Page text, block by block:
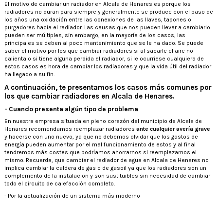
El motivo de cambiar un radiador en Alcala de Henares es porque los
radiadores no duran para siempre y generalmente se produce con el paso de
los años una oxidación entre las conexiones de las llaves, tapones o
purgadores hacia el radiador. Las causas que nos pueden llevar a cambiarlo
pueden ser múltiples, sin embargo, en la mayoría de los casos, las
principales se deben al poco mantenimiento que se le ha dado. Se puede
saber el motivo por los que cambiar radiadores si al sacarle el aire no
calienta o si tiene alguna perdida el radiador, si le ocurriese cualquiera de
estos casos es hora de cambiar los radiadores y que la vida útil del radiador
ha llegado a su fin.
A continuación, te presentamos los casos más comunes por
los que cambiar radiadores en Alcala de Henares.
- Cuando presenta algún tipo de problema
En nuestra empresa situada en pleno corazón del municipio de Alcala de
Henares recomendamos reemplazar radiadores ante cualquier avería grave
y hacerse con uno nuevo, ya que no debemos olvidar que los gastos de
energía pueden aumentar por el mal funcionamiento de estos y al final
tendremos más costes que podríamos ahorrarnos si reemplazamos el
mismo. Recuerda, que cambiar el radiador de agua en Alcala de Henares no
implica cambiar la caldera de gas o de gasoil ya que los radiadores son un
complemento de la instalacion y son sustituibles sin necesidad de cambiar
todo el circuito de calefacción completo.
- Por la actualización de un sistema más moderno